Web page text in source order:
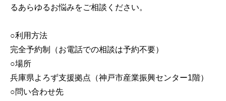
るあらゆるお悩みをご相談ください。
○利用方法
完全予約制（お電話での相談は予約不要）
○場所
兵庫県よろず支援拠点（神戸市産業振興センター1階）
○問い合わせ先